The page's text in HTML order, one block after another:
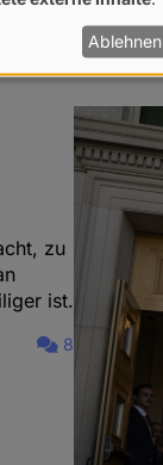
zu
ist.
8
Ablehnen